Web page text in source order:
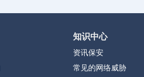
知识中心
资讯保安
常见的网络威胁